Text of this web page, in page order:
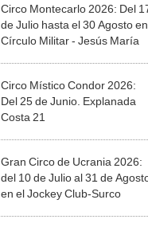
Circo Montecarlo 2026: Del
de Julio hasta el 30 Agosto en
Círculo Militar - Jesús María
Circo Místico Condor 2026:
Del 25 de Junio. Explanada
Costa 21
Gran Circo de Ucrania 2026:
del 10 de Julio al 31 de
en el Jockey Club-Surco